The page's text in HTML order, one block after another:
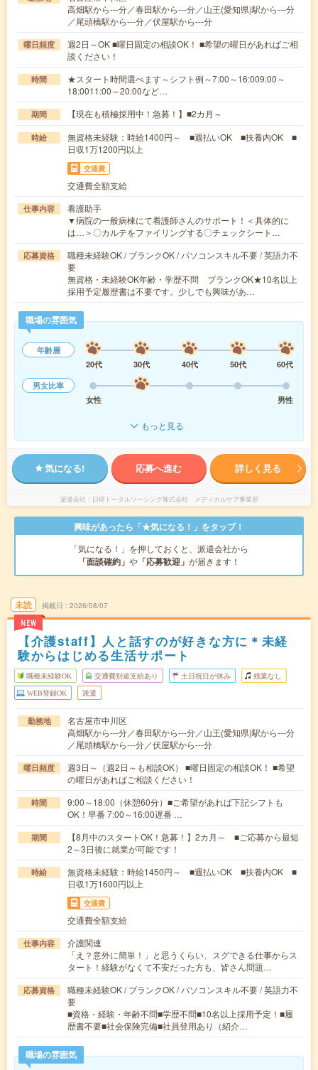
高畑駅から---分／春田駅から---分／山王(愛知県)駅から---分
／尾頭橋駅から---分／伏屋駅から---分
曜日頻度
週2日～OK ■曜日固定の相談OK！ ■希望の曜日があればご相
談ください！
時間
★スタート時間選べます～シフト例～7:00～16:009:00～
18:0011:00～20:00など…
期間 【現在も積極採用中！急募！】■2カ月～
時給
無資格未経験：時給1400円～ ■週払いOK ■扶養内OK ■
日収1万1200円以上
交通費
交通費全額支給
仕事内容
看護助手
▼病院の一般病棟にて看護師さんのサポート！＜具体的に
は…＞〇カルテをファイリングする〇チェックシート…
応募資格
職種未経験OK / ブランクOK / パソコンスキル不要 / 英語力不
要
無資格・未経験OK年齢・学歴不問 ブランクOK★10名以上
採用予定履歴書は不要です。少しでも興味があ…
職場の雰囲気
年齢層
20代
30代 40代 50代
60代
男女比率
女性
男性
もっと見る
気になる! 応募へ進む 詳しく見る
派遣会社 日研トータルソーシング株式会社 メディカルケア事業部
興味があったら「★気になる！」をタップ！
「気になる！」を押しておくと、派遣会社から
「面談確約」 や 「応募歓迎」 が届きます！
未読
NEW
掲載日 2026/08/07
【介護staff】人と話すのが好きな方に＊未経
験からはじめる生活サポート
職種未経験OK 交通費別途支給あり 土日祝日が休み 残業なし
WEB登録OK 派遣
勤務地
名古屋市中川区
高畑駅から---分／春田駅から---分／山王(愛知県)駅から---分
／尾頭橋駅から---分／伏屋駅から---分
曜日頻度
週3日～（週2日～も相談OK） ■曜日固定の相談OK！ ■希望
の曜日があればご相談ください！
時間
9:00～18:00（休憩60分）■ご希望があれば下記シフトも
OK！早番 7:00～16:00遅番 …
期間
【8月中のスタートOK！急募！】2カ月～ ■ご応募から最短
2～3日後に就業が可能です！
時給
無資格未経験：時給1450円～ ■週払いOK ■扶養内OK ■
日収1万1600円以上
交通費
交通費全額支給
仕事内容
介護関連
「え？意外に簡単！」と思うくらい、スグできる仕事からス
タート！経験がなくて不安だった方も、皆さん問題…
応募資格
職種未経験OK / ブランクOK / パソコンスキル不要 / 英語力不
要
■資格・経験・年齢不問■学歴不問■10名以上採用予定！■履
歴書不要■社会保険完備■社員登用あり（紹介…
職場の雰囲気